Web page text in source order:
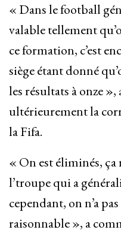
« Dans le football
valable tellement
ce formation, c’est
siège étant donné
les résultats à onze
ultérieurement la
la Fifa.
« On est éliminés,
l’troupe qui a
cependant, on n’a
raisonnable », a